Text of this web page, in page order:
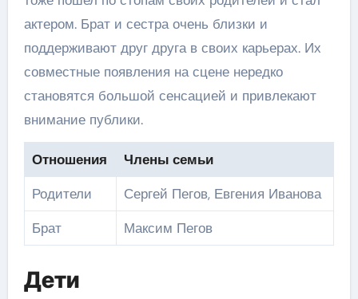
актером. Брат и сестра очень близки и
поддерживают друг друга в своих карьерах. Их
совместные появления на сцене нередко
становятся большой сенсацией и привлекают
внимание публики.
Отношения
Члены семьи
Родители
Сергей Пегов, Евгения Иванова
Брат
Максим Пегов
Дети